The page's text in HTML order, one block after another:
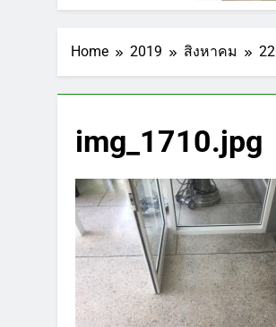
Home 2019 สิงหาคม 22
img_1710.jpg